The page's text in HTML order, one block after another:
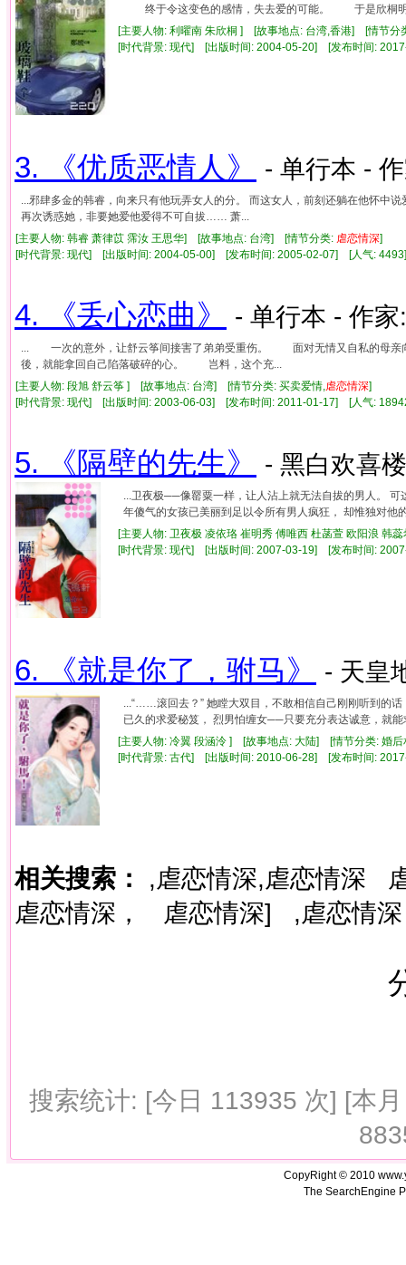
终于令这变色的感情，失去爱的可能。 于是欣桐明
[主要人物: 利曜南 朱欣桐 ] [故事地点: 台湾,香港] [情节分
[时代背景: 现代] [出版时间: 2004-05-20] [发布时间:
3. 《优质恶情人》 - 单行本 -
...邪肆多金的韩睿，向来只有他玩弄女人的分。 而这女人，前刻还躺在他怀
再次诱惑她，非要她爱他爱得不可自拔…… 萧...
[主要人物: 韩睿 萧律苡 霈汝 王思华] [故事地点: 台湾] [情节分类: 虐恋情深]
[时代背景: 现代] [出版时间: 2004-05-00] [发布时间: 2005-02-07] [人气:
4. 《丢心恋曲》 - 单行本 - 作
... 一次的意外，让舒云筝间接害了弟弟受重伤。 面对无情又自私的母
後，就能拿回自己陷落破碎的心。 岂料，这个充...
[主要人物: 段旭 舒云筝 ] [故事地点: 台湾] [情节分类: 买卖爱情, 虐恋情深]
[时代背景: 现代] [出版时间: 2003-06-03] [发布时间: 2011-01-17] [人气:
5. 《隔壁的先生》 - 黑白欢喜
...卫夜极──像罂粟一样，让人沾上就无法自拔的男人。
年傻气的女孩已美丽到足以令所有男人疯狂， 却惟独对他
[主要人物: 卫夜极 凌依珞 崔明秀 傅唯西 杜菡萱 欧阳浪
[时代背景: 现代] [出版时间: 2007-03-19] [发布时间:
6. 《就是你了，驸马》 - 天皇
...“……滚回去？” 她瞠大双目，不敢相信自己刚刚听到的
已久的求爱秘笈， 烈男怕缠女──只要充分表达诚意，就能
[主要人物: 冷翼 段涵泠 ] [故事地点: 大陆] [情节分类: 婚后
[时代背景: 古代] [出版时间: 2010-06-28] [发布时间:
相关搜索： ,虐恋情深,虐恋情深
虐恋情深，
虐恋情深] ,虐恋情深
搜索统计: [今日 113935 次] [本
CopyRight © 2010
The SearchEngine